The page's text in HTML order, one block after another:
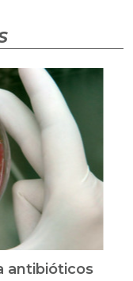
antibióticos